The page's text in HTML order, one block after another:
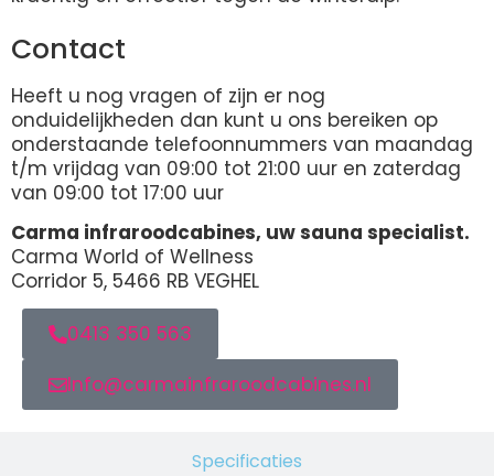
Specificaties
Contact
Heeft u nog vragen of zijn er nog
onduidelijkheden dan kunt u ons bereiken op
onderstaande telefoonnummers van maandag
t/m vrijdag van 09:00 tot 21:00 uur en zaterdag
van 09:00 tot 17:00 uur
Carma infraroodcabines, uw sauna specialist.
Carma World of Wellness
Corridor 5, 5466 RB VEGHEL
0413 350 563
Info@carmainfraroodcabines.nl